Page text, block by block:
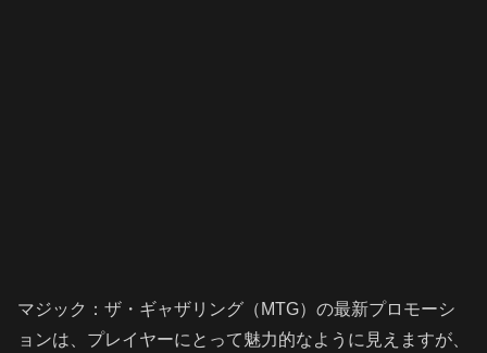
マジック：ザ・ギャザリング（MTG）の最新プロモーシ
ョンは、プレイヤーにとって魅力的なように見えますが、